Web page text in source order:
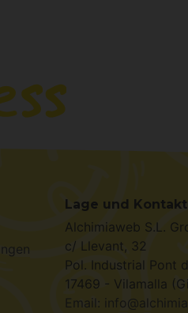
Lage und Kontakt
Alchimiaweb S.L.
c/ Llevant, 32
Pol. Industrial Pont
17469 - Vilamalla
Email: